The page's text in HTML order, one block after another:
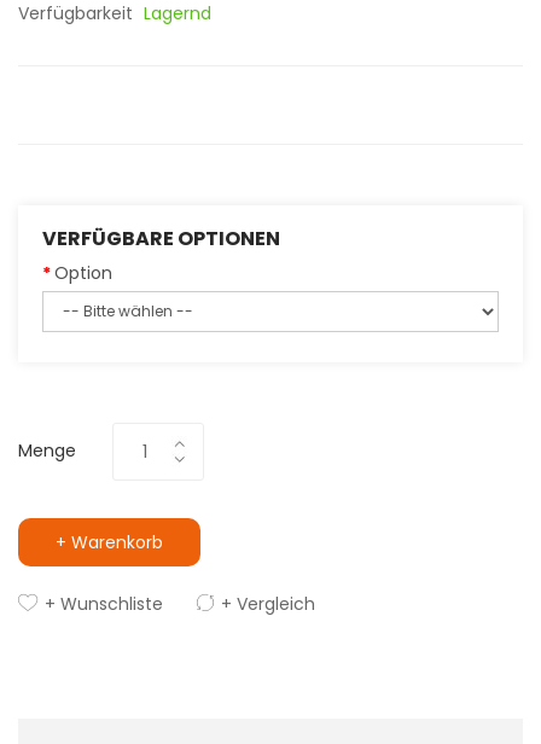
Verfügbarkeit Lagernd
VERFÜGBARE OPTIONEN
Option
Menge
+ Warenkorb
+ Wunschliste + Vergleich